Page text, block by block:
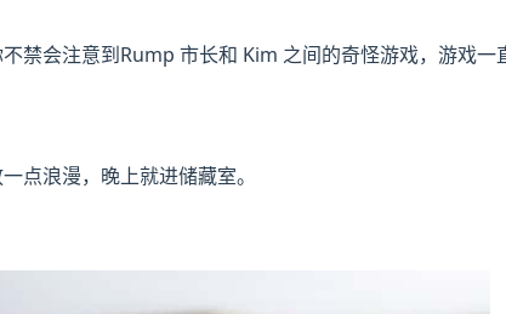
禁会注意到Rump 市长和 Kim 之间的奇怪游戏，游戏一
点浪漫，晚上就进储藏室。